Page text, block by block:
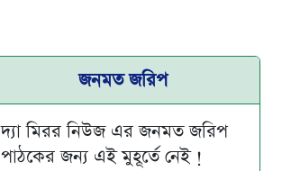
জনমত জরিপ
দ্যা মিরর নিউজ এর জনমত জরিপ
পাঠকের জন্য এই মুহূর্তে নেই !